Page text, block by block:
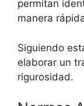
permitan
manera
Siguiendo
elaborar un
rigurosidad.